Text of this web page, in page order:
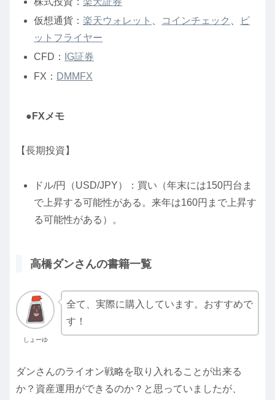
仮想通貨：楽天ウォレット コインチェック
ビ
ットフライヤー
CFD：
IG証券
FX： DMMFX
●FXメモ
【長期投資】
ドル/円（USD/JPY）：買い（年末には150円台ま
で上昇する可能性がある。来年は160円まで上昇す
る可能性がある）。
高橋ダンさんの書籍一覧
しょーゆ
全て、実際に購入しています。おすすめで
す！
ダンさんのライオン戦略を取り入れることが出来る
か？資産運用ができるのか？と思っていましたが、